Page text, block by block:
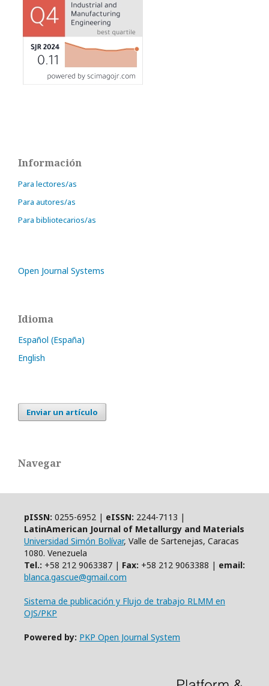
Información
Para lectores/as
Para autores/as
Para bibliotecarios/as
Open Journal Systems
Idioma
Español (España)
English
Enviar un artículo
Navegar
pISSN: 0255-6952 | eISSN: 2244-7113 |
LatinAmerican Journal of Metallurgy and Materials
Universidad Simón Bolívar, Valle de Sartenejas, Caracas
1080. Venezuela
Tel.: +58 212 9063387 | Fax: +58 212 9063388 | email:
blanca.gascue@gmail.com
Sistema de publicación y Flujo de trabajo RLMM en
OJS/PKP
Powered by: PKP Open Journal System